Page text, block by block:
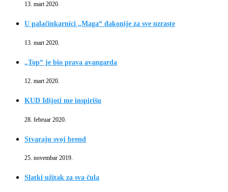
13. mart 2020.
U palačinkarnici „Maga“ đakonije za sve uzraste
13. mart 2020.
„Top“ je bio prava avangarda
12. mart 2020.
KUD Idijoti me inspirišu
28. februar 2020.
Stvaraju svoj brend
25. novembar 2019.
Slatki užitak za sva čula